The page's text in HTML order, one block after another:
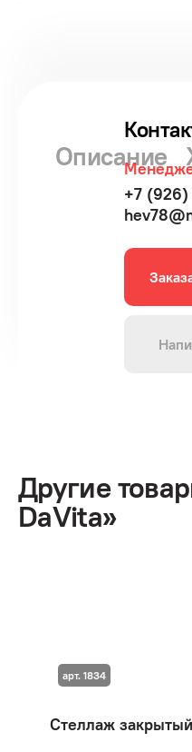
Описание
+7 (926)
Другие
DaVita»
Стеллаж
арт. 1834